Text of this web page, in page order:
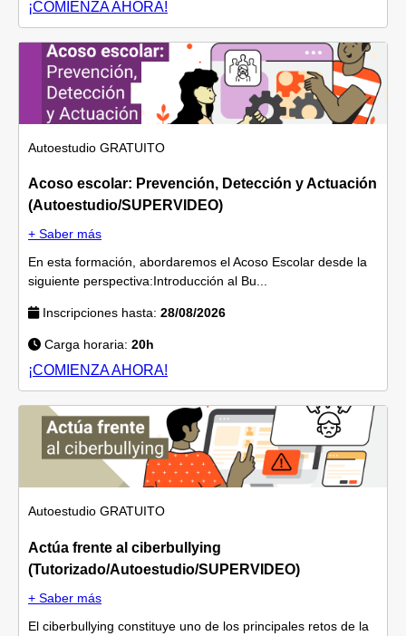
¡COMIENZA AHORA!
Autoestudio GRATUITO
Acoso escolar: Prevención, Detección y Actuación
(Autoestudio/SUPERVIDEO)
+ Saber más
En esta formación, abordaremos el Acoso Escolar desde la
siguiente perspectiva:Introducción al Bu...
Inscripciones hasta: 28/08/2026
Carga horaria: 20h
¡COMIENZA AHORA!
Autoestudio GRATUITO
Actúa frente al ciberbullying
(Tutorizado/Autoestudio/SUPERVIDEO)
+ Saber más
El ciberbullying constituye uno de los principales retos de la